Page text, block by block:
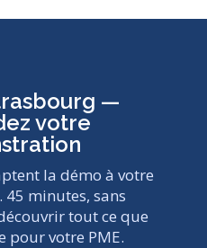
—
votre
la démo à votre
45 minutes, sans
tout ce que
pour votre PME.